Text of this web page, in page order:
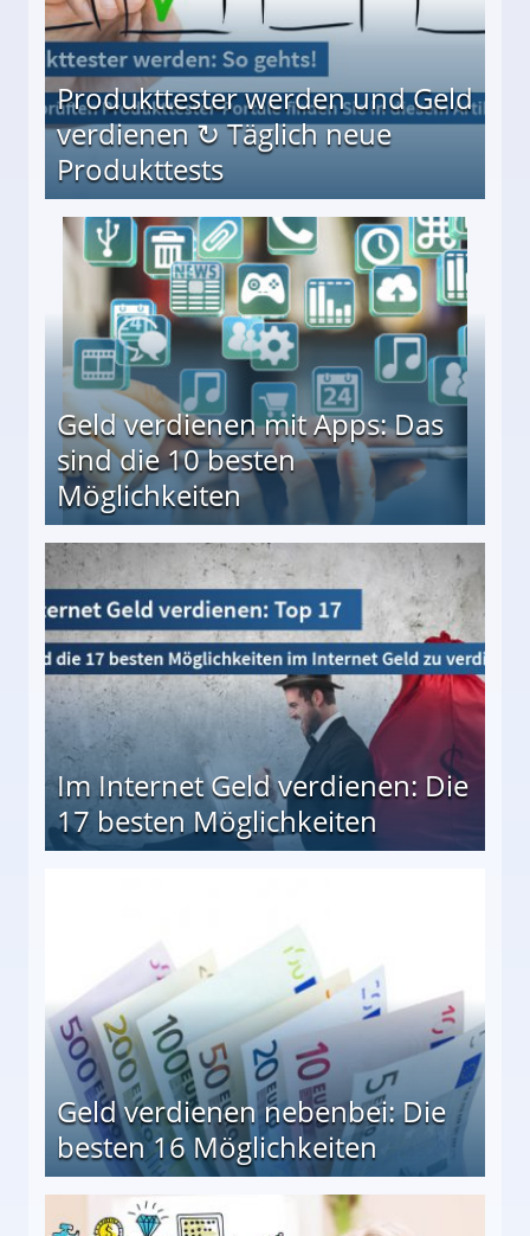
Produkttester werden und Geld
verdienen ↻ Täglich neue
Produkttests
↻ Täglich neue Produkttests
Geld verdienen mit Apps: Das
sind die 10 besten
Möglichkeiten
besten Möglichkeiten
Im Internet Geld verdienen: Die
17 besten Möglichkeiten
Geld verdienen nebenbei: Die
besten 16 Möglichkeiten